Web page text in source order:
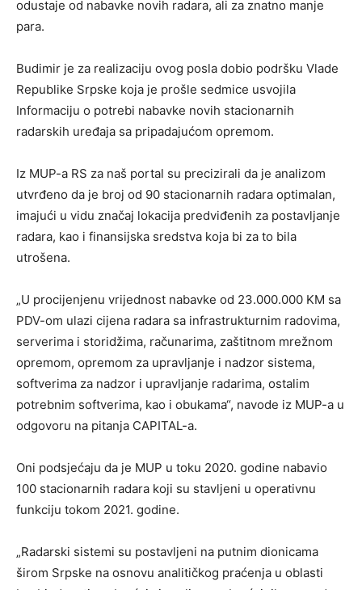
odustaje od nabavke novih radara, ali za znatno manje
para.
Budimir je za realizaciju ovog posla dobio podršku Vlade
Republike Srpske koja je prošle sedmice usvojila
Informaciju o potrebi nabavke novih stacionarnih
radarskih uređaja sa pripadajućom opremom.
Iz MUP-a RS za naš portal su precizirali da je analizom
utvrđeno da je broj od 90 stacionarnih radara optimalan,
imajući u vidu značaj lokacija predviđenih za postavljanje
radara, kao i finansijska sredstva koja bi za to bila
utrošena.
„U procijenjenu vrijednost nabavke od 23.000.000 KM sa
PDV-om ulazi cijena radara sa infrastrukturnim radovima,
serverima i storidžima, računarima, zaštitnom mrežnom
opremom, opremom za upravljanje i nadzor sistema,
softverima za nadzor i upravljanje radarima, ostalim
potrebnim softverima, kao i obukama“, navode iz MUP-a u
odgovoru na pitanja CAPITAL-a.
Oni podsjećaju da je MUP u toku 2020. godine nabavio
100 stacionarnih radara koji su stavljeni u operativnu
funkciju tokom 2021. godine.
„Radarski sistemi su postavljeni na putnim dionicama
širom Srpske na osnovu analitičkog praćenja u oblasti